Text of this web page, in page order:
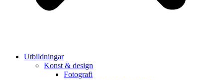
Utbildningar
Konst & design
Fotografi